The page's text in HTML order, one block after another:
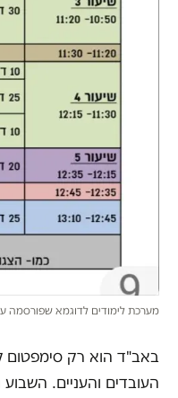
מערכת לימודים לדוגמא שפורסמה
באב"ד הוא רק סימפטום
העובדים והעניים.